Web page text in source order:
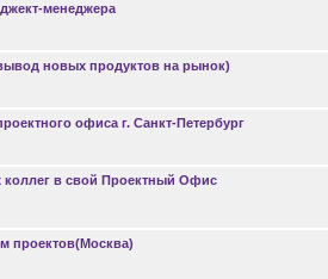
менеджера
новых продуктов на рынок)
офиса г. Санкт-Петербург
в свой Проектный Офис
проектов(Москва)